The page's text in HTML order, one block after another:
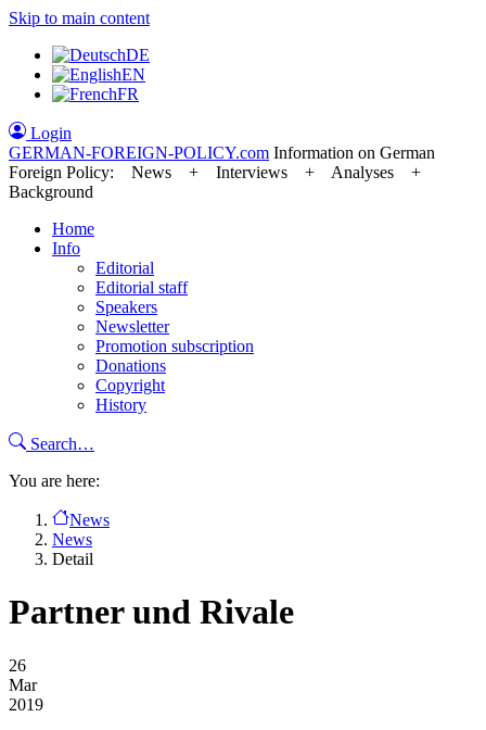
Skip to main content
DE
EN
FR
Login
GERMAN-FOREIGN-POLICY.com Information on German
Foreign Policy: News + Interviews + Analyses +
Background
Home
Info
Editorial
Editorial staff
Speakers
Newsletter
Promotion subscription
Donations
Copyright
History
Search…
You are here:
News
News
Detail
Partner und Rivale
26
Mar
2019